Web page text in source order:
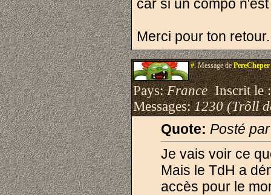
car si un compo
Merci pour ton retour.
#.Message dePereCheper
Pays:FranceInscrit le
Messages:1230 (Trõll
Quote: Posté
Je vais voir ce
Mais le TdH a
accès pour le